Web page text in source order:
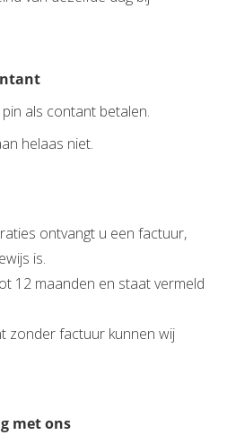
als contant betalen.
helaas niet.
ontvangt u een factuur,
is.
12 maanden en staat vermeld
zonder factuur kunnen wij
met ons